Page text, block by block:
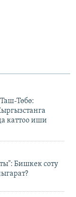
Төбө:
каттоо иши
Бишкек соту